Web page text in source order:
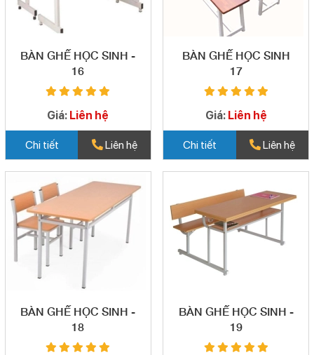
BÀN GHẾ HỌC SINH -
16
Giá: Liên hệ
Chi tiết Liên hệ
BÀN GHẾ HỌC SINH
17
Giá: Liên hệ
Chi tiết Liên hệ
BÀN GHẾ HỌC SINH -
18
BÀN GHẾ HỌC SINH -
19